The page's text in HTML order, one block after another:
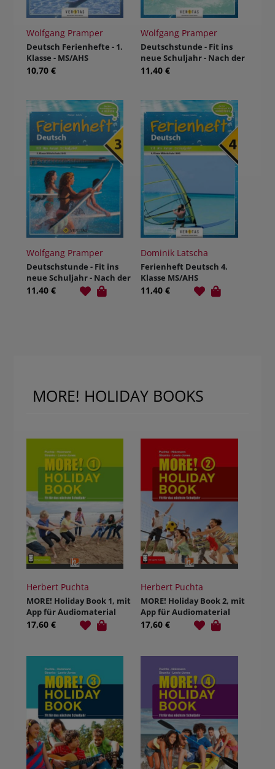
Wolfgang Pramper
Deutsch Ferienhefte - 1.
Klasse - MS/AHS
10,70 €
Wolfgang Pramper
Deutschstunde - Fit ins
neue Schuljahr - Nach der
2. Schulstufe
11,40 €
Wolfgang Pramper
Deutschstunde - Fit ins
neue Schuljahr - Nach der
3. Schulstufe
11,40 €
Dominik Latscha
Ferienheft Deutsch 4.
Klasse MS/AHS
11,40 €
MORE! HOLIDAY BOOKS
Herbert Puchta
MORE! Holiday Book 1, mit
App für Audiomaterial
17,60 €
Herbert Puchta
MORE! Holiday Book 2, mit
App für Audiomaterial
17,60 €